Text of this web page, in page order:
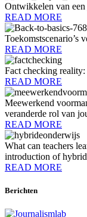
Ontwikkelen van
READ MORE
Toekomstscenario’s
READ MORE
Fact checking
READ MORE
Meewerkend
veranderde rol van
READ MORE
What can teachers
introduction of
READ MORE
Berichten